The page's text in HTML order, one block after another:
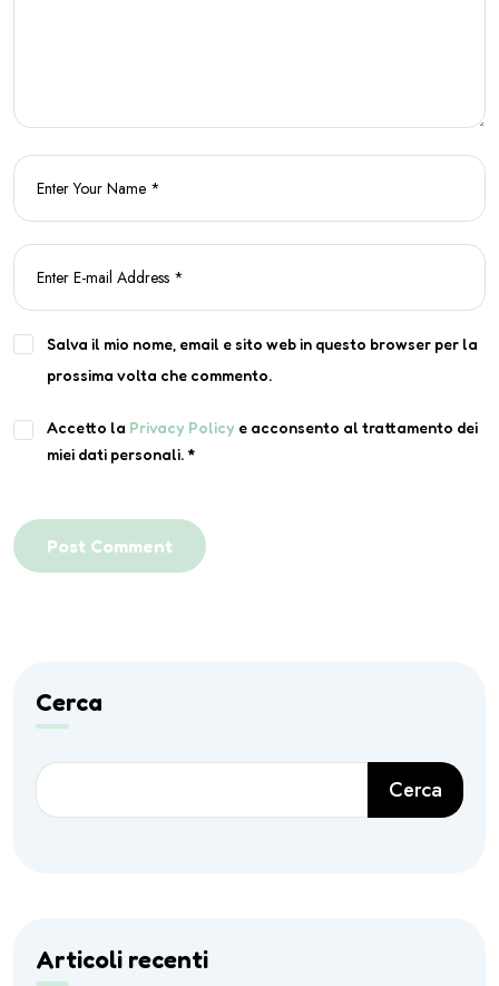
Salva il mio nome, email e sito web in questo browser per la
prossima volta che commento.
Accetto la Privacy Policy e acconsento al trattamento dei
miei dati personali. *
Post Comment
Cerca
Cerca
Articoli recenti